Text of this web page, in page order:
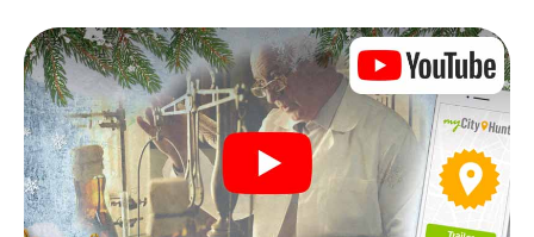
Hinweise richtig zu deuten und anderen Schatzsuchern
stets einen Schritt voraus zu sein?
Der Weihnachtsmarkt von Vila-real als
Zwischenstopp
Stellen Sie ein kompetentes Team aus Freunden oder
Familienmitgliedern zusammen und begeben Sie sich
gemeinsam auf eine weihnachtliche Rätseltour durch Vila-